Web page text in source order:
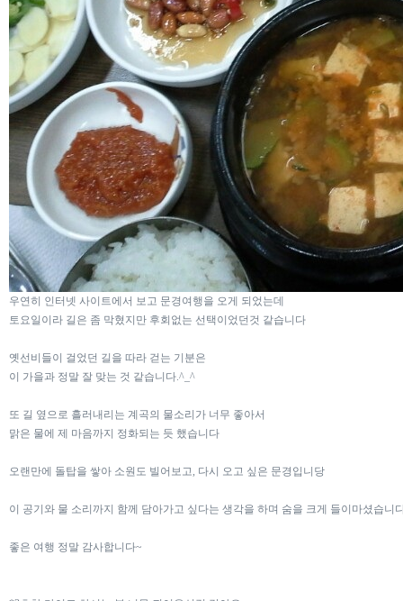
우연히 인터넷 사이트에서 보고 문경여행을 오게 되었는데
토요일이라 길은 좀 막혔지만 후회없는 선택이었던것 같습니다
옛선비들이 걸었던 길을 따라 걷는 기분은
이 가을과 정말 잘 맞는 것 같습니다.^_^
또 길 옆으로 흘러내리는 계곡의 물소리가 너무 좋아서
맑은 물에 제 마음까지 정화되는 듯 했습니다
오랜만에 돌탑을 쌓아 소원도 빌어보고, 다시 오고 싶은 문경입니당
이 공기와 물 소리까지 함께 담아가고 싶다는 생각을 하며 숨을 크게 들이마셨습니
좋은 여행 정말 감사합니다~